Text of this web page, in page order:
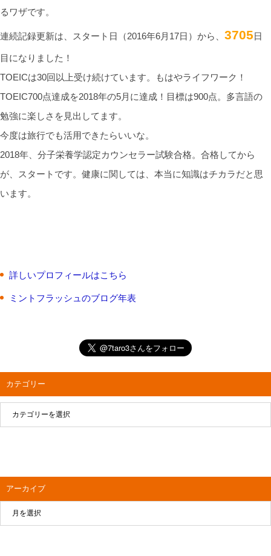
るワザです。
連続記録更新は、スタート日（2016年6月17日）から、 3705日
目になりました！
TOEICは30回以上受け続けています。もはやライフワーク！
TOEIC700点達成を2018年の5月に達成！目標は900点。多言語の
勉強に楽しさを見出してます。
今度は旅行でも活用できたらいいな。
2018年、分子栄養学認定カウンセラー試験合格。合格してから
が、スタートです。健康に関しては、本当に知識はチカラだと思
います。
詳しいプロフィールはこちら
ミントフラッシュのブログ年表
カテゴリー
アーカイブ